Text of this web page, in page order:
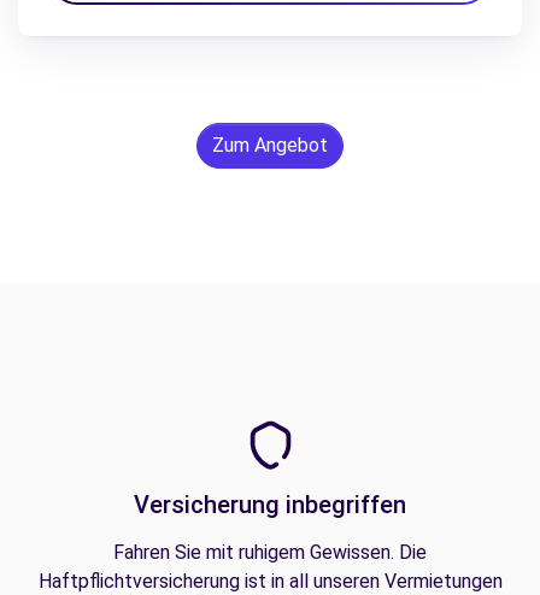
Zum Angebot
Versicherung inbegriffen
Fahren Sie mit ruhigem Gewissen. Die
Haftpflichtversicherung ist in all unseren Vermietungen